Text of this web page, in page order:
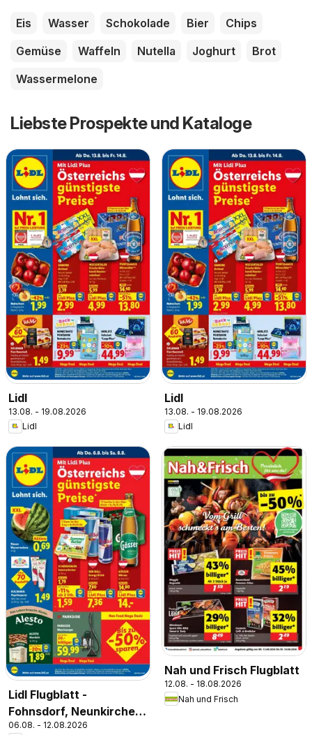
Eis Wasser Schokolade Bier
Chips
Gemüse
Waffeln Nutella Joghurt
Brot
Wassermelone
Liebste Prospekte und Kataloge
Lidl
13.08. - 19.08.2026
Lidl
Lidl
13.08. - 19.08.2026
Lidl
Lidl Flugblatt -
Fohnsdorf, Neunkirchen,
Graz
06.08. - 12.08.2026
Nah und Frisch Flugblatt
12.08. - 18.08.2026
Nah und Frisch